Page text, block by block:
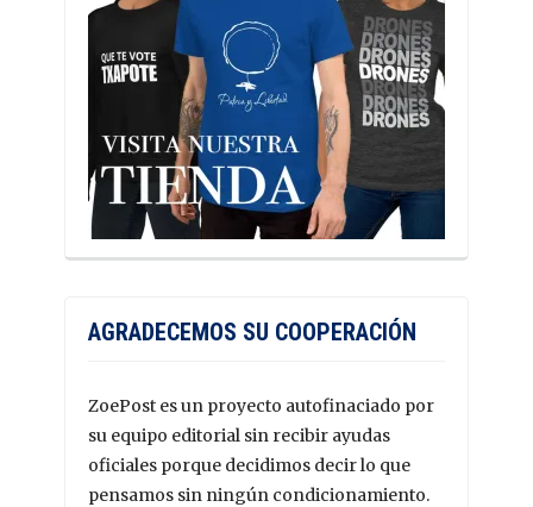
AGRADECEMOS SU COOPERACIÓN
ZoePost es un proyecto autofinaciado por
su equipo editorial sin recibir ayudas
oficiales porque decidimos decir lo que
pensamos sin ningún condicionamiento.